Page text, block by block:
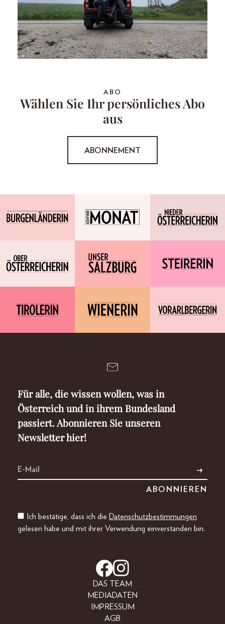
ABO
Wählen Sie Ihr persönliches Abo
aus
ABONNEMENT
Für alle, die wissen wollen, was in
Österreich und in ihrem Bundesland
passiert. Abonnieren Sie unseren
Newsletter hier!
Ich bestätige, dass ich die Datenschutzbestimmungen
gelesen habe und mit ihrer Verwendung einverstanden bin.
DAS TEAM
MEDIADATEN
IMPRESSUM
AGB